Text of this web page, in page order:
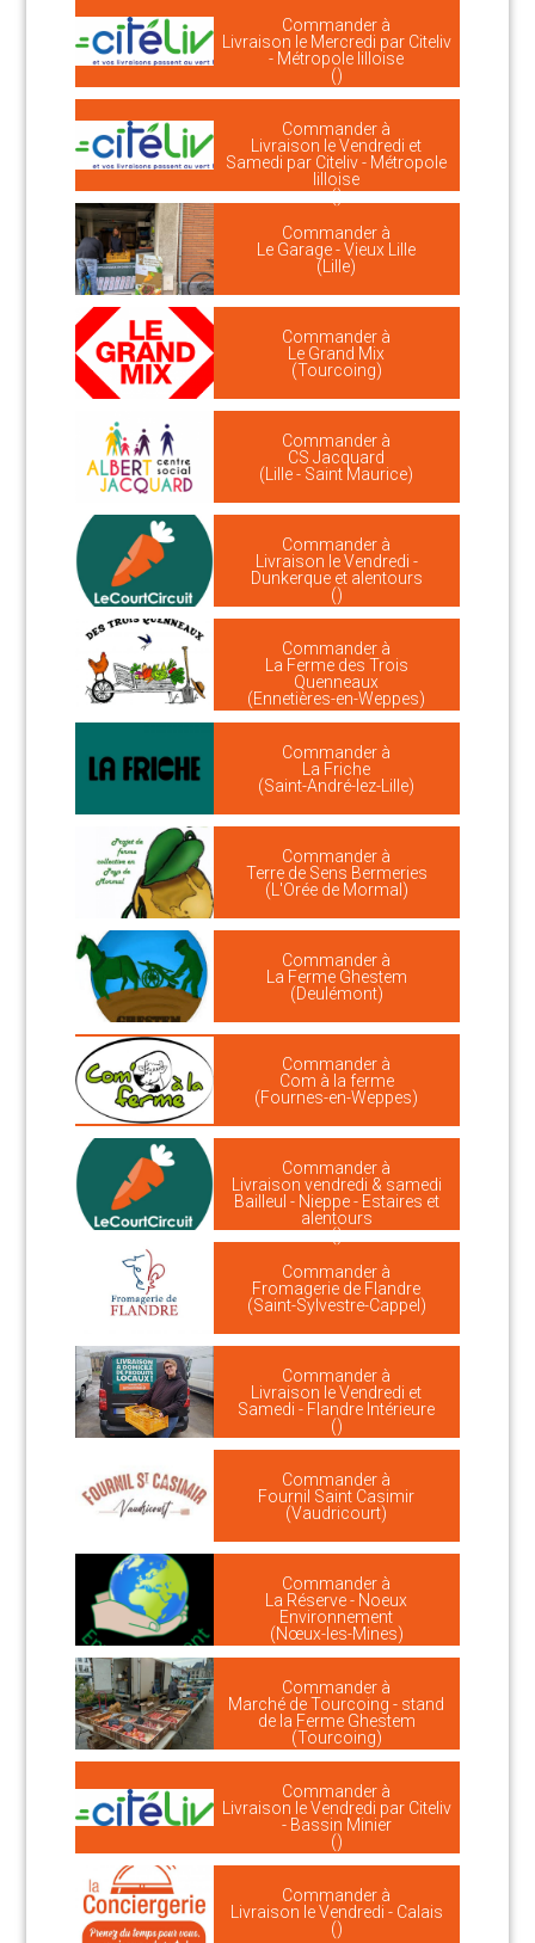
Commander à
Livraison le Mercredi par Citeliv
- Métropole lilloise
()
Commander à
Livraison le Vendredi et
Samedi par Citeliv - Métropole
lilloise
()
Commander à
Le Garage - Vieux Lille
(Lille)
Commander à
Le Grand Mix
(Tourcoing)
Commander à
CS Jacquard
(Lille - Saint Maurice)
Commander à
Livraison le Vendredi -
Dunkerque et alentours
()
Commander à
La Ferme des Trois
Quenneaux
(Ennetières-en-Weppes)
Commander à
La Friche
(Saint-André-lez-Lille)
Commander à
Terre de Sens Bermeries
(L'Orée de Mormal)
Commander à
La Ferme Ghestem
(Deulémont)
Commander à
Com à la ferme
(Fournes-en-Weppes)
Commander à
Livraison vendredi & samedi
Bailleul - Nieppe - Estaires et
alentours
()
Commander à
Fromagerie de Flandre
(Saint-Sylvestre-Cappel)
Commander à
Livraison le Vendredi et
Samedi - Flandre Intérieure
()
Commander à
Fournil Saint Casimir
(Vaudricourt)
Commander à
La Réserve - Noeux
Environnement
(Nœux-les-Mines)
Commander à
Marché de Tourcoing - stand
de la Ferme Ghestem
(Tourcoing)
Commander à
Livraison le Vendredi par Citeliv
- Bassin Minier
()
Commander à
Livraison le Vendredi - Calais
()